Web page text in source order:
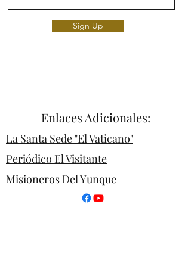
Sign Up
Enlaces Adicionales:
La Santa Sede "El Vaticano"
Periódico El Visitante
Misioneros Del Yunque